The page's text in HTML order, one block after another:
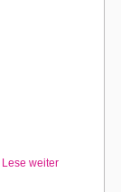
Lese weiter